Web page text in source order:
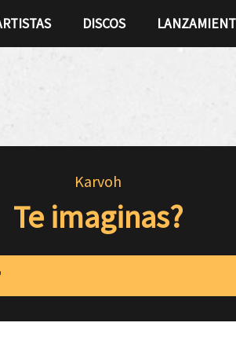
DISCOS
Karvoh
Te imaginas?